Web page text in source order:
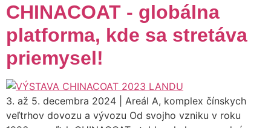
CHINACOAT - globálna
platforma, kde sa stretáva
priemysel!
3. až 5. decembra 2024 | Areál A, komplex čínskych
veľtrhov dovozu a vývozu Od svojho vzniku v roku